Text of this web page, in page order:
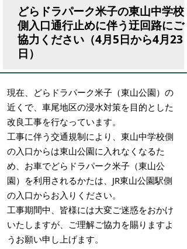
どらドラパーク米子の東山中学校
側入口通行止めに伴う迂回路にご
協力ください（4月5日から4月23
日）
現在、どらドラパーク米子（東山公園）の
近くで、車尾地区の浸水対策を目的とした
改良工事を行なっています。
工事に伴う交通規制により、東山中学校側
の入口からは東山公園に入れなくなるた
め、お車でどらドラパーク米子（東山公
園）を利用されるかたは、JR東山公園駅側
の入口からお入りください。
工事期間中、皆様には大変ご迷惑をおかけ
いたしますが、ご理解ご協力を賜りますよ
うお願い申し上げます。